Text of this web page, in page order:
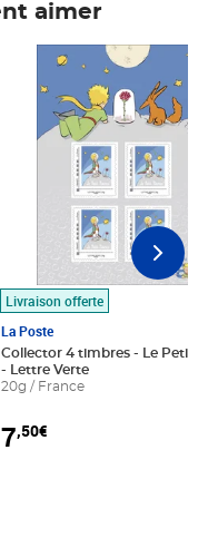
aimer
au panier
Livraison offerte
La Poste
Collector 4 timbres - Le Petit
- Lettre Verte
20g / France
7,50€
Prix 7,50€